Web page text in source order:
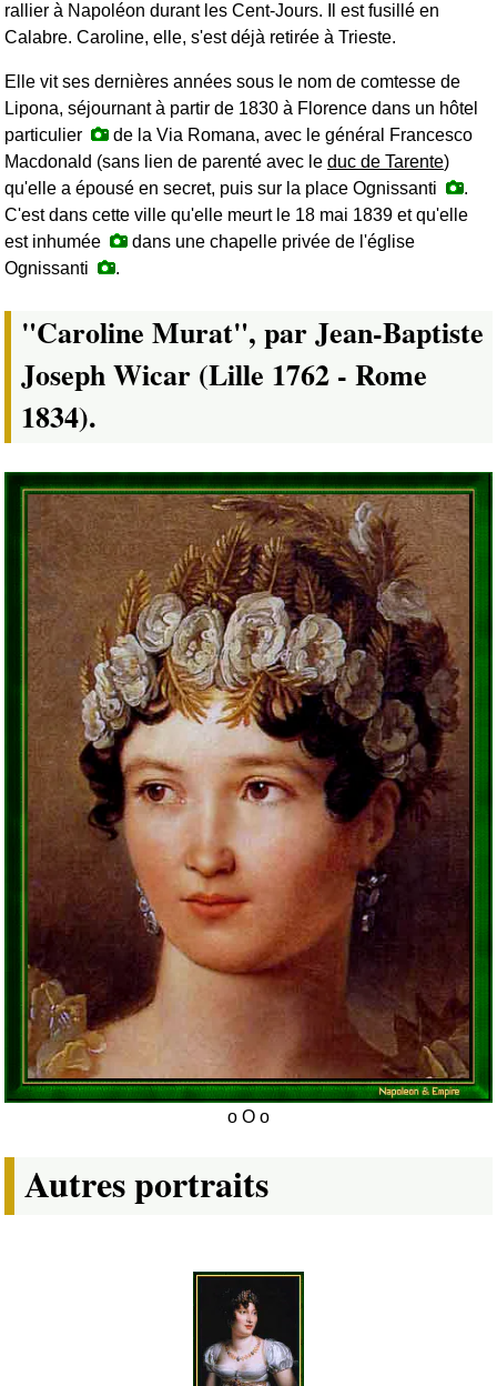
rallier à Napoléon durant les Cent-Jours. Il est fusillé en
Calabre. Caroline, elle, s'est déjà retirée à Trieste.
Elle vit ses dernières années sous le nom de comtesse de
Lipona, séjournant à partir de 1830 à Florence dans un hôtel
particulier
de la Via Romana, avec le général Francesco
Macdonald (sans lien de parenté avec le duc de Tarente)
qu'elle a épousé en secret, puis sur la place Ognissanti
.
C'est dans cette ville qu'elle meurt le 18 mai 1839 et qu'elle
est inhumée
dans une chapelle privée de l'église
Ognissanti
.
"Caroline Murat", par Jean-Baptiste
Joseph Wicar (Lille 1762 - Rome
1834).
Autres portraits